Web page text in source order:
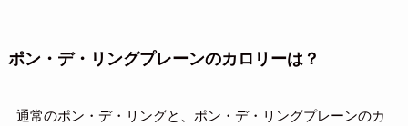
ポン・デ・リングプレーンのカロリーは？
通常のポン・デ・リングと、ポン・デ・リングプレーンのカ